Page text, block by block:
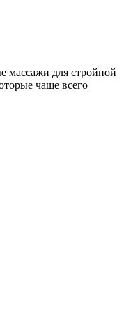
массажи для стройной
чаще всего